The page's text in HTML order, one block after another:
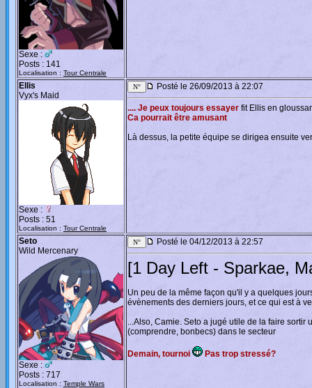
Sexe :
Posts : 141
Localisation : Tour Centrale
Ellis
Vyx's Maid
Sexe :
Posts : 51
Localisation : Tour Centrale
Posté le 26/09/2013 à 22:07
.... Je peux toujours essayer fit Ellis en
Ca pourrait être amusant
Là dessus, la petite équipe se dirigea ensuite
Seto
Wild Mercenary
Sexe :
Posts : 717
Localisation : Temple Wars
Posté le 04/12/2013 à 22:57
[1 Day Left - Sparkae,
Un peu de la même façon qu'il y a quelques
évènements des derniers jours, et ce qui est à
...Also, Camie. Seto a jugé utile de la faire
(comprendre, bonbecs) dans le secteur
Demain, tournoi Pas trop stressé?